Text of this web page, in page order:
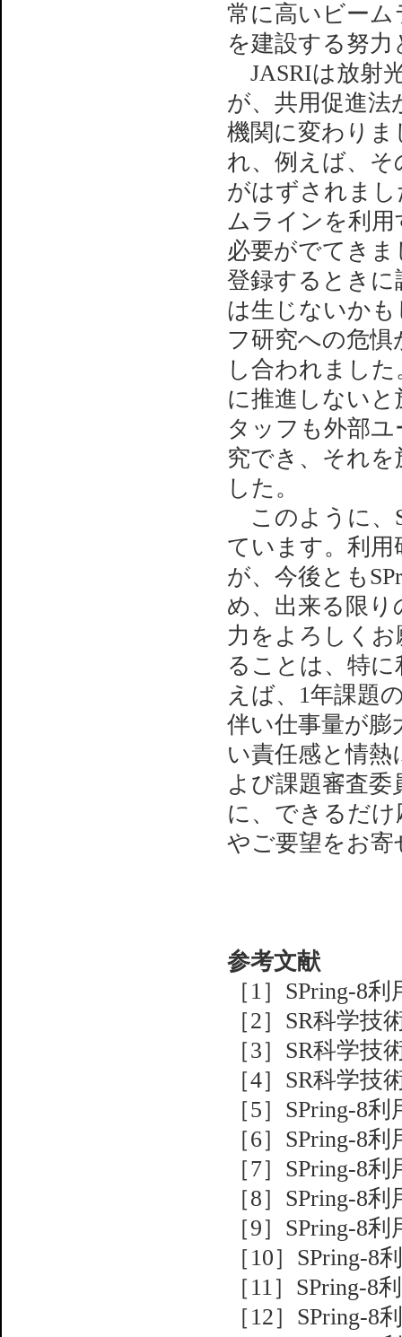
常に高いビー
を建設する努
JASRIは放射
が、共用促進法
機関に変わりま
れ、例えば、
がはずされま
ムラインを利
必要がでてきま
登録するときに
は生じないか
フ研究への危惧
し合われまし
に推進しない
タッフも外部
究でき、それ
した。
このように、
ています。利
が、今後とも
め、出来る限
力をよろしく
ることは、特
えば、1年課題
伴い仕事量が
い責任感と情
よび課題審査
に、できるだ
やご要望をお
参考文献
［1］SPring-8
［2］SR科学技
［3］SR科学技
［4］SR科学技
［5］SPring-8
［6］SPring-8
［7］SPring-8
［8］SPring-8
［9］SPring-8
［10］SPring-8
［11］SPring-8
［12］SPring-8